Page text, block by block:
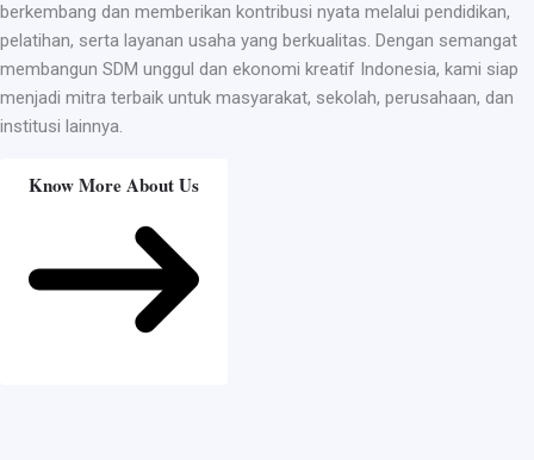
berkembang dan memberikan kontribusi nyata melalui pendidikan,
pelatihan, serta layanan usaha yang berkualitas. Dengan semangat
membangun SDM unggul dan ekonomi kreatif Indonesia, kami siap
menjadi mitra terbaik untuk masyarakat, sekolah, perusahaan, dan
institusi lainnya.
Know More About Us